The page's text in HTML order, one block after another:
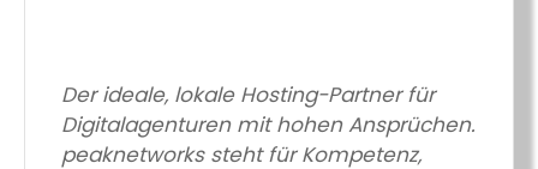
Der ideale, lokale Hosting-Partner für
Digitalagenturen mit hohen Ansprüchen.
peaknetworks steht für Kompetenz,